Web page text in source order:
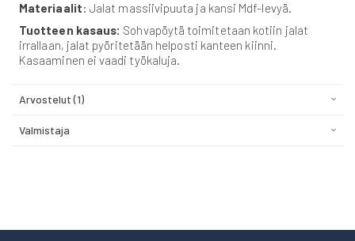
Materiaalit: Jalat massiivipuuta ja kansi Mdf-levyä.
Tuotteen kasaus: Sohvapöytä toimitetaan kotiin jalat
irrallaan, jalat pyöritetään helposti kanteen kiinni.
Kasaaminen ei vaadi työkaluja.
Arvostelut 1
Valmistaja